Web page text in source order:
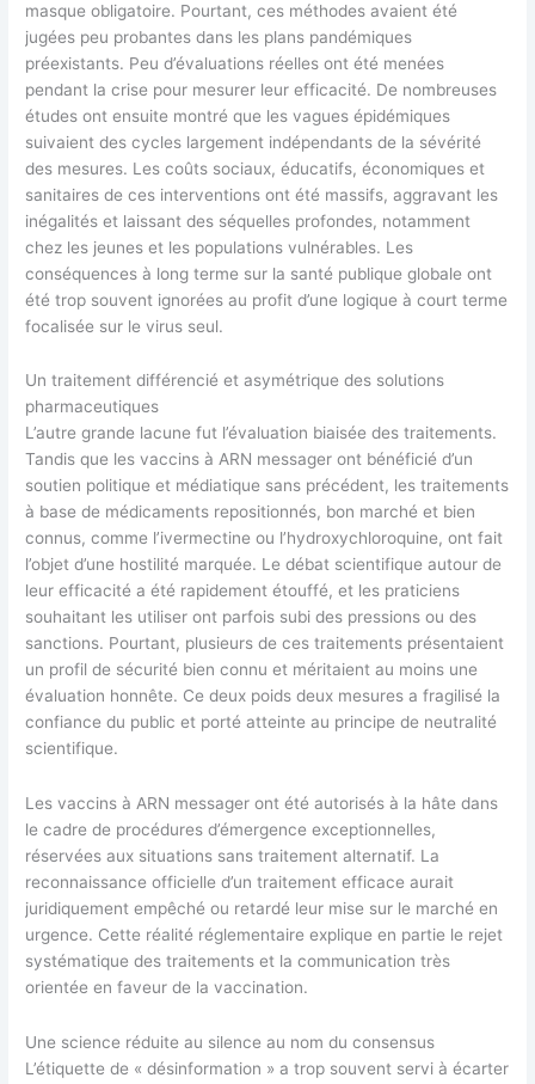
masque obligatoire. Pourtant, ces méthodes avaient été
jugées peu probantes dans les plans pandémiques
préexistants. Peu d’évaluations réelles ont été menées
pendant la crise pour mesurer leur efficacité. De nombreuses
études ont ensuite montré que les vagues épidémiques
suivaient des cycles largement indépendants de la sévérité
des mesures. Les coûts sociaux, éducatifs, économiques et
sanitaires de ces interventions ont été massifs, aggravant les
inégalités et laissant des séquelles profondes, notamment
chez les jeunes et les populations vulnérables. Les
conséquences à long terme sur la santé publique globale ont
été trop souvent ignorées au profit d’une logique à court terme
focalisée sur le virus seul.
Un traitement différencié et asymétrique des solutions
pharmaceutiques
L’autre grande lacune fut l’évaluation biaisée des traitements.
Tandis que les vaccins à ARN messager ont bénéficié d’un
soutien politique et médiatique sans précédent, les traitements
à base de médicaments repositionnés, bon marché et bien
connus, comme l’ivermectine ou l’hydroxychloroquine, ont fait
l’objet d’une hostilité marquée. Le débat scientifique autour de
leur efficacité a été rapidement étouffé, et les praticiens
souhaitant les utiliser ont parfois subi des pressions ou des
sanctions. Pourtant, plusieurs de ces traitements présentaient
un profil de sécurité bien connu et méritaient au moins une
évaluation honnête. Ce deux poids deux mesures a fragilisé la
confiance du public et porté atteinte au principe de neutralité
scientifique.
Les vaccins à ARN messager ont été autorisés à la hâte dans
le cadre de procédures d’émergence exceptionnelles,
réservées aux situations sans traitement alternatif. La
reconnaissance officielle d’un traitement efficace aurait
juridiquement empêché ou retardé leur mise sur le marché en
urgence. Cette réalité réglementaire explique en partie le rejet
systématique des traitements et la communication très
orientée en faveur de la vaccination.
Une science réduite au silence au nom du consensus
L’étiquette de « désinformation » a trop souvent servi à écarter